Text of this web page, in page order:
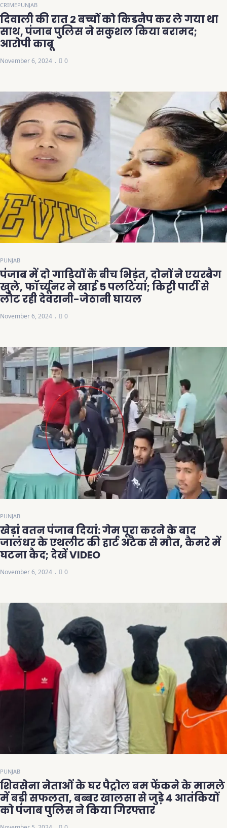
CRIMEPUNJAB
दिवाली की रात 2 बच्चों को किडनैप कर ले गया था
साथ, पंजाब पुलिस ने सकुशल किया बरामद;
आरोपी काबू
November 6, 2024 0
PUNJAB
पंजाब में दो गाड़ियों के बीच भिड़ंत, दोनों ने एयरबैग
खुले, फॉर्च्यूनर ने खाई 5 पलटियां; किट्टी पार्टी से
लौट रही देवरानी-जेठानी घायल
November 6, 2024 0
PUNJAB
खेड़ां वतन पंजाब दियां: गेम पूरा करने के बाद
जालंधर के एथलीट की हार्ट अटैक से मौत, कैमरे में
घटना कैद; देखें VIDEO
November 6, 2024 0
PUNJAB
शिवसेना नेताओं के घर पैट्रोल बम फेंकने के मामले
में बड़ी सफलता, बब्बर खालसा से जुड़े 4 आतंकियों
को पंजाब पुलिस ने किया गिरफ्तार